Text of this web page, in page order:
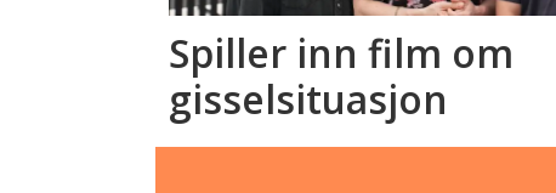
Spiller inn film om
gisselsituasjon